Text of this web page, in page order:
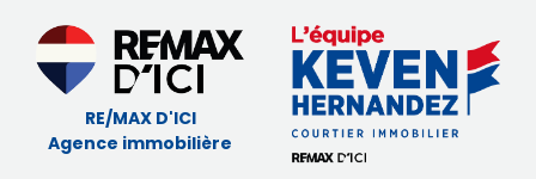
RE/MAX D'ICI
Agence immobilière